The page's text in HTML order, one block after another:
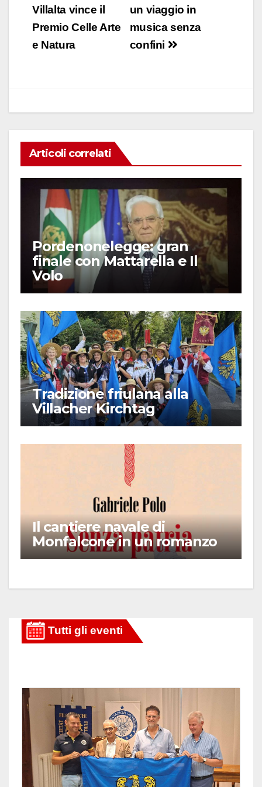
e
b
o
s
A
e
dI
n
di
vi
di
articoli
un viaggio in
musica senza
confini
Villalta vince il
Premio Celle Arte
e Natura
Articoli correlati
Pordenonelegge: gran
finale con Mattarella e Il
Volo
Tradizione friulana alla
Villacher Kirchtag
Il cantiere navale di
Monfalcone in un romanzo